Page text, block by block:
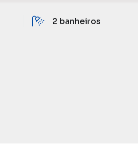
2 banheiros